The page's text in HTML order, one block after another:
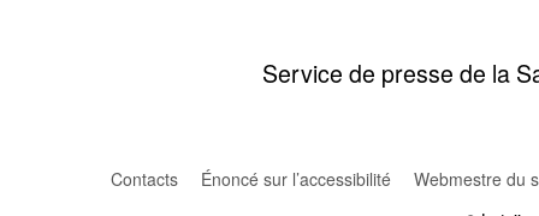
Service de presse de la
Contacts Énoncé sur l’accessibilité
Webmestre du